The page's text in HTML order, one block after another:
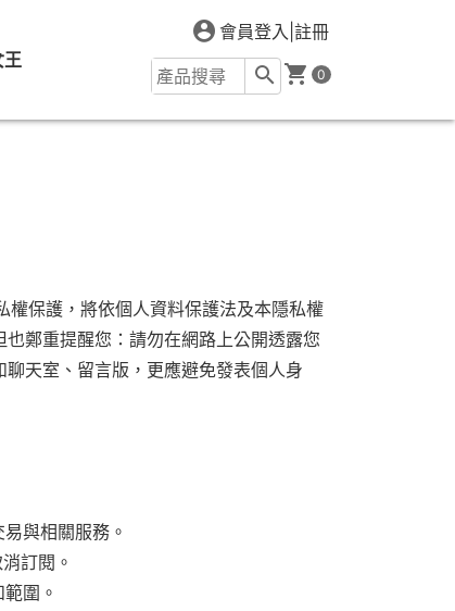
王
會員登入 註冊
0
保護，將依個人資料保護法及本隱私權
鄭重提醒您：請勿在網路上公開透露您
天室、留言版，更應避免發表個人身
與相關服務。
訂閱。
圍。